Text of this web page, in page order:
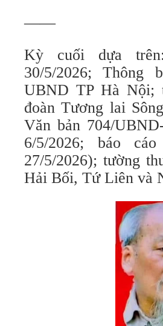
——
Kỳ cuối dựa
30/5/2026; Thông
UBND TP Hà Nội;
đoàn Tương lai
Văn bản 704/
6/5/2026; báo
27/5/2026); tường
Hải Bối, Tứ Liên và